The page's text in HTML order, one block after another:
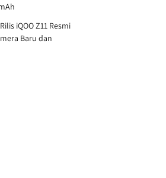
iQOO Z11 Resmi
Baru dan